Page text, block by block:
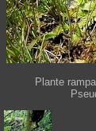
Plante